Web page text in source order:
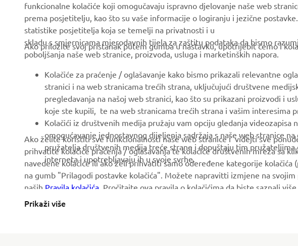
CORPORATE
About us
News
Events
Brochures
Working at Yamaha
Become a Dealer
Human Rights Policy
Sustainability Basic Policy
Whistleblower Channel
FOR BUSINESS
eBike systems
Authorities & Police
Golfcourses
First responders
Driving schools
Robotics
Partnerships
Technical information for
independent dealers
MORE
Yamaha Music
Yamaha Racing
Yamaha Motor
Mobile Apps
funkcionalne kolačiće koji omogučavaju ispravno djelovanje naše web
prema posjetitelju, kao što su vaše informacije o logiranju i jezične
statistike posjetitelja koja se temelji na privatnosti i u
skladu s smjernicama mjerodavnih tijela za zaštitu podataka da bismo
poboljšanja naše web stranice, proizvoda, usluga i marketinških napora.
Ako priložite svoj pristanak putem gumba u nastavku, upotrijebit ćemo i
Kolačiće za praćenje / oglašavanje kako bismo prikazali relevantne
stranici i na web stranicama trećih strana, uključujući društvene
pregledavanja na našoj web stranici, kao što su prikazani proizvodi i
koje ste kupili, te na web stranicama trećih strana i vašim interesima
Kolačići iz društvenih medija pružaju vam opciju gledanja videozapisa
omogućavanje jednostavnog dijeljenja sadržaja s naše web stranice
pružatelja društvenih medija treće strane i dopuštaju tim
interneta i upotrebljavaju ih u svoje svrhe.
Ako želite koristiti sve funkcionalnosti naše web stranice i videjti sve
prihvatite kolačiće praćenja / oglašavanja te kolačiće društvenih mreža sa
navedene kolačiće ili ako želi prihvatiti samo odeređene kategorije
na gumb "Prilagodi postavke kolačića". Možete napravitti izmjene na
naših Pravila kolačića . Pročitajte ova pravila o kolačićima da biste saznali
Prikaži više